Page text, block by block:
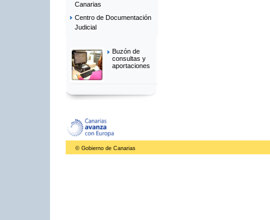
Canarias
Centro de Documentación
Judicial
Buzón de
consultas y
aportaciones
© Gobierno de Canarias